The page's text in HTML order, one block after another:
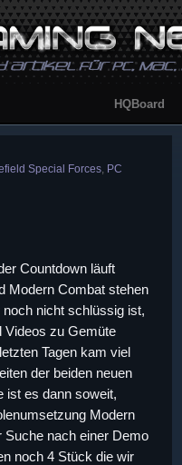
HQBoard
Special Forces, PC
Countdown läuft
Modern Combat stehen
nicht schlüssig ist,
Videos zu Gemüte
Tagen kam viel
der beiden neuen
ist es dann soweit,
Modern
nach einer Demo
noch 4 Stück die wir